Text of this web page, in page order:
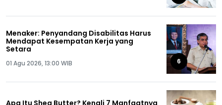
Menaker: Penyandang Disabilitas Harus
Mendapat Kesempatan Kerja yang
Setara
01 Agu 2026, 13:00 WIB 6
Apa Itu Shea Butter? Kenali 7 Manfaatnya